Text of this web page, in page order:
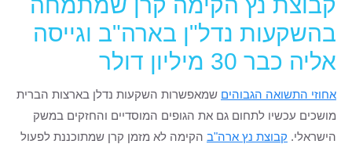
בהשקעות נדל"ן בארה"ב וגייסה
אליה כבר 30 מיליון דולר
אחוזי התשואה הגבוהים שמאפשרות השקעות נדלן בארצות הברית
מושכים עכשיו לתחום גם את הגופים המוסדיים והחזקים במשק
הישראלי. קבוצת נץ ארה"ב הקימה לא מזמן קרן שמתוכננת לפעול